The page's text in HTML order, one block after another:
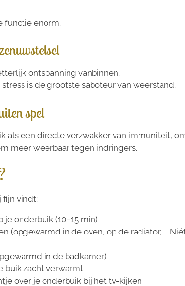
functie enorm.
ontspanning vanbinnen.
is de grootste saboteur van weerstand.
spel
als een directe verzwakker van immuniteit,
meer weerbaar tegen indringers.
fijn vindt:
onderbuik (10–15 min)
(opgewarmd in de oven, op de radiator, ...
in de badkamer)
buik zacht verwarmt
over je onderbuik bij het tv-kijken